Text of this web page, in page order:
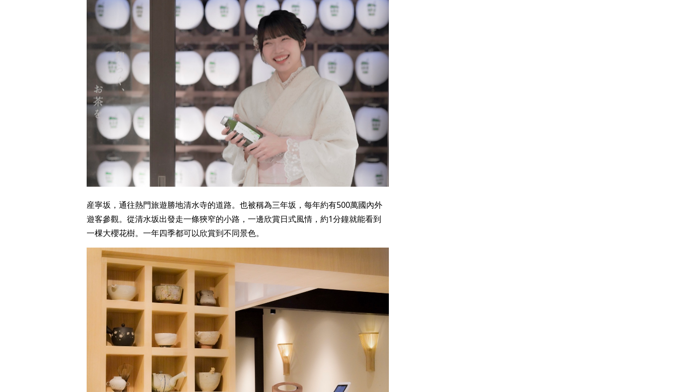
産寧坂，通往熱門旅遊勝地清水寺的道路。也被稱為三年坂，每年約有500萬國內外
遊客參觀。從清水坂出發走一條狹窄的小路，一邊欣賞日式風情，約1分鐘就能看到
一棵大櫻花樹。一年四季都可以欣賞到不同景色。